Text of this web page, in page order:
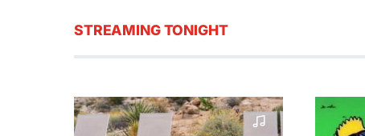
STREAMING TONIGHT